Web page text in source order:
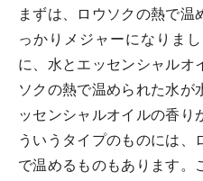
まずは、ロウソクの熱で温
っかりメジャーになりま
に、水とエッセンシャルオ
ソクの熱で温められた水が
ッセンシャルオイルの香り
ういうタイプのものには
で温めるものもあります。